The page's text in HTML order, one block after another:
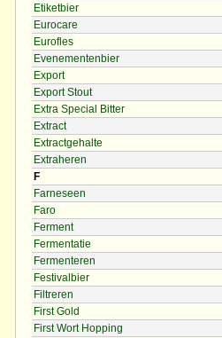
Etiketbier
Eurocare
Eurofles
Evenementenbier
Export
Export Stout
Extra Special Bitter
Extract
Extractgehalte
Extraheren
F
Farneseen
Faro
Ferment
Fermentatie
Fermenteren
Festivalbier
Filtreren
First Gold
First Wort Hopping